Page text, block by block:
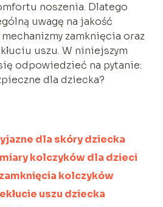
noszenia. Dlatego
uwagę na jakość
mechanizmy zamknięcia oraz
uszu. W niniejszym
odpowiedzieć na pytanie:
dla dziecka?
dla skóry dziecka
kolczyków dla dzieci
kolczyków
uszu dziecka